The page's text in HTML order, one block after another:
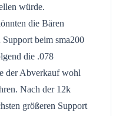
würde.
die Bären
beim sma200
die .078
der Abverkauf wohl
Nach der 12k
größeren Support